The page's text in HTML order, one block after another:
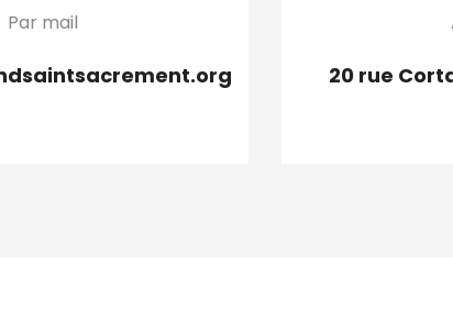
Par mail
20 rue